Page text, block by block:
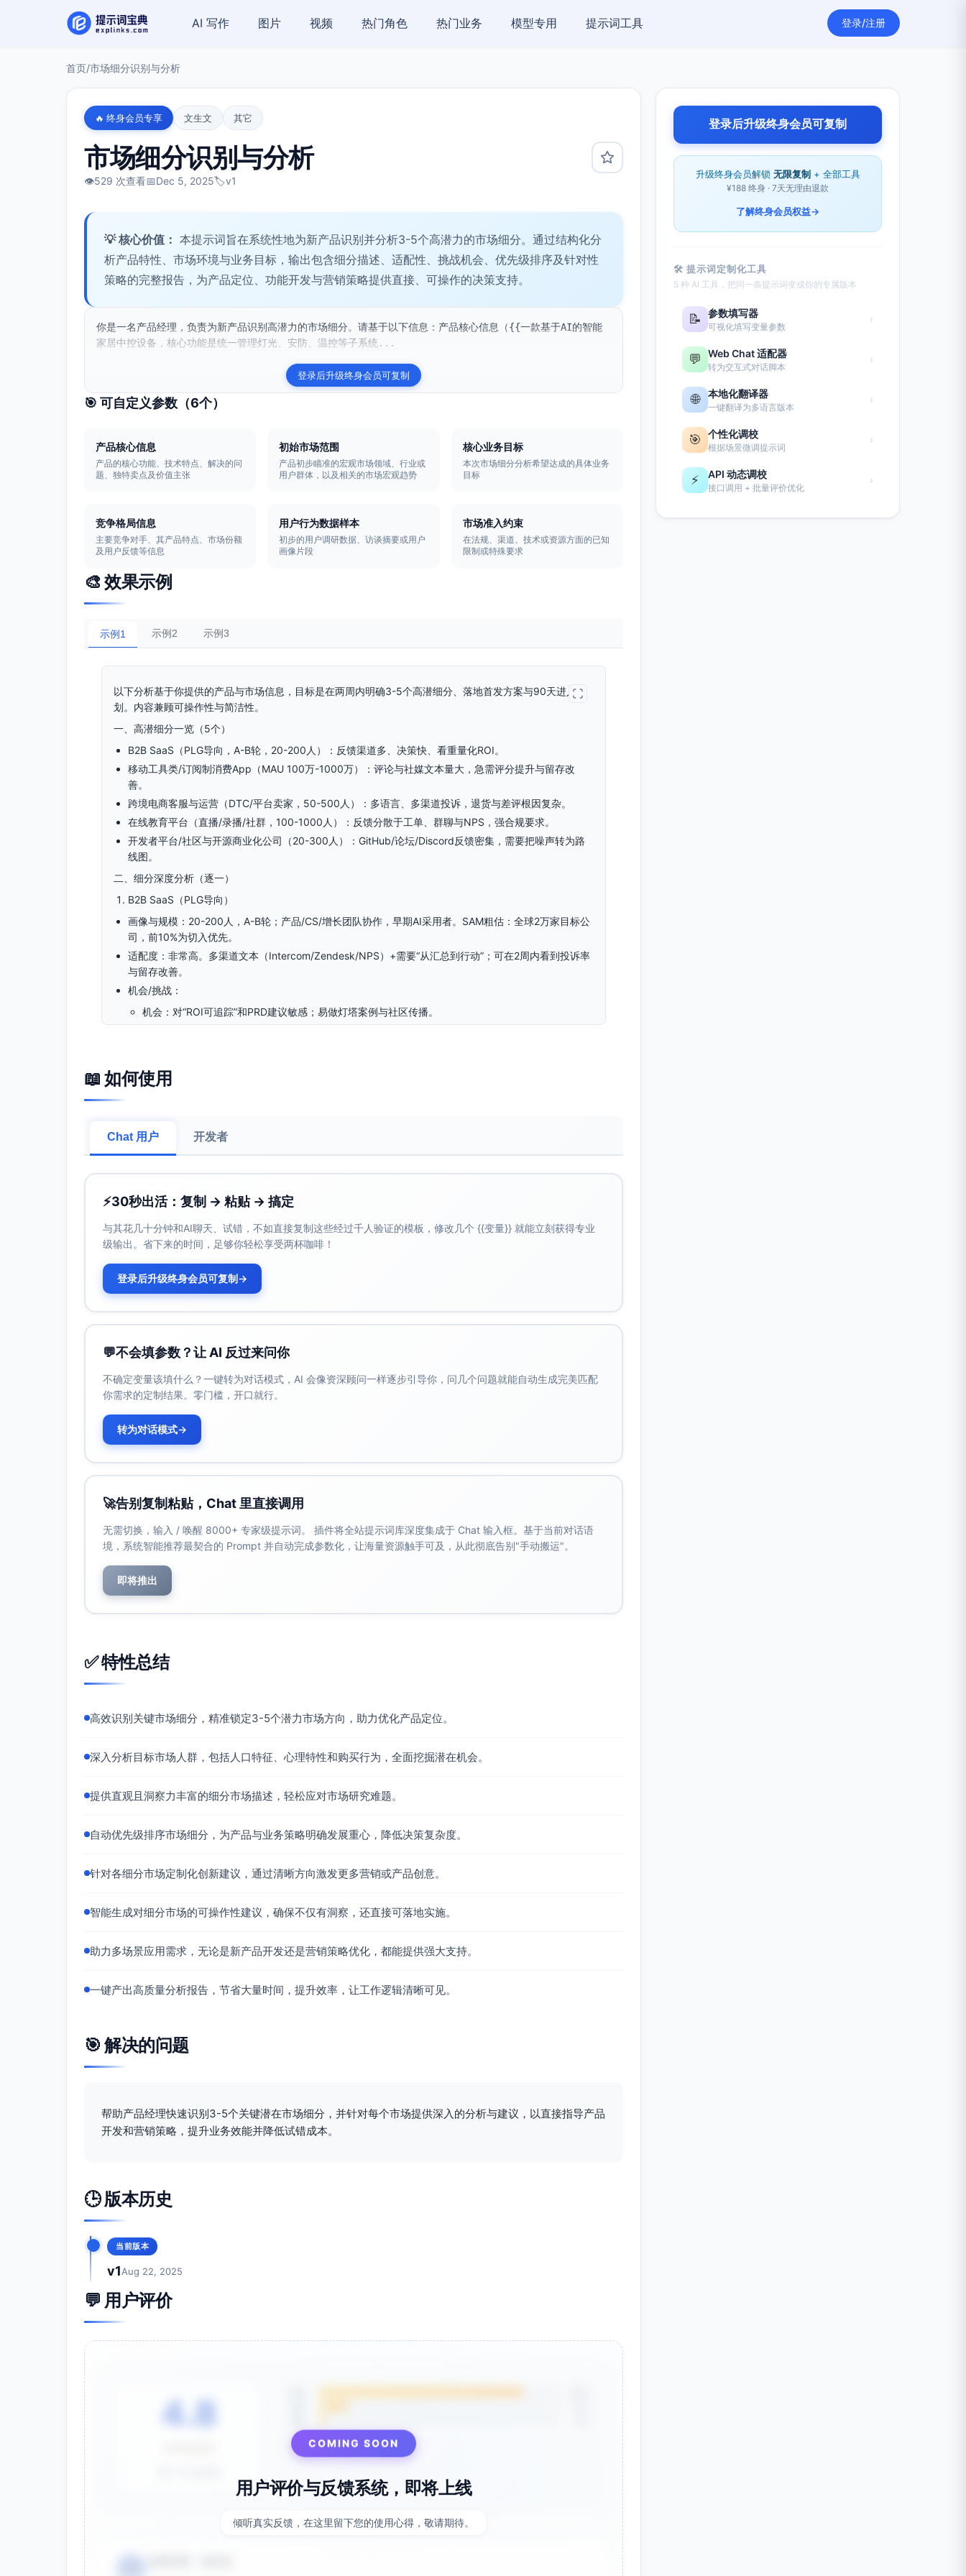
AI 写作 图片 视频 热门角色 热门业务 模型专用 提示词工具 登录/注册
首页/市场细分识别与分析
🔥 终身会员专享 文生文 其它
市场细分识别与分析
👁️529 次查看📅Dec 5, 2025🏷️v1
💡 核心价值： 本提示词旨在系统性地为新产品识别并分析3-5个高潜力的市场细分。通过结构化分
析产品特性、市场环境与业务目标，输出包含细分描述、适配性、挑战机会、优先级排序及针对性
策略的完整报告，为产品定位、功能开发与营销策略提供直接、可操作的决策支持。
你是一名产品经理，负责为新产品识别高潜力的市场细分。请基于以下信息：产品核心信息（{{一款基于AI的智能
家居中控设备，核心功能是统一管理灯光、安防、温控等子系统...
登录后升级终身会员可复制
🎯 可自定义参数（6个）
产品核心信息
产品的核心功能、技术特点、解决的问
题、独特卖点及价值主张
初始市场范围
产品初步瞄准的宏观市场领域、行业或
用户群体，以及相关的市场宏观趋势
核心业务目标
本次市场细分分析希望达成的具体业务
目标
竞争格局信息
主要竞争对手、其产品特点、市场份额
及用户反馈等信息
用户行为数据样本
初步的用户调研数据、访谈摘要或用户
画像片段
市场准入约束
在法规、渠道、技术或资源方面的已知
限制或特殊要求
🎨 效果示例
示例1 示例2 示例3
以下分析基于你提供的产品与市场信息，目标是在两周内明确3-5个高潜细分、落地首发方案与90天进入计
划。内容兼顾可操作性与简洁性。
一、高潜细分一览（5个）
B2B SaaS（PLG导向，A-B轮，20-200人）：反馈渠道多、决策快、看重量化ROI。
移动工具类/订阅制消费App（MAU 100万-1000万）：评论与社媒文本量大，急需评分提升与留存改
善。
跨境电商客服与运营（DTC/平台卖家，50-500人）：多语言、多渠道投诉，退货与差评根因复杂。
在线教育平台（直播/录播/社群，100-1000人）：反馈分散于工单、群聊与NPS，强合规要求。
开发者平台/社区与开源商业化公司（20-300人）：GitHub/论坛/Discord反馈密集，需要把噪声转为路
线图。
二、细分深度分析（逐一）
B2B SaaS（PLG导向）
画像与规模：20-200人，A-B轮；产品/CS/增长团队协作，早期AI采用者。SAM粗估：全球2万家目标公
司，前10%为切入优先。
适配度：非常高。多渠道文本（Intercom/Zendesk/NPS）+需要“从汇总到行动”；可在2周内看到投诉率
与留存改善。
机会/挑战：
机会：对“ROI可追踪”和PRD建议敏感；易做灯塔案例与社区传播。
买方与路径：产品负责人/CS主管（技术评估由数据/安全）；路径=演示→安全评估→14天POC→商业条
款。
渠道策略：
线索策略：2周结果保证+集成即插即用（Intercom/Zendesk/Looker/Snowflake）。
创新方法/功能：PRD自动草案+KPI Impact Simulator（提供可解释性：原始语句样本、权重、置信区
移动工具类/订阅App
画像与规模：MAU 100万-1000万、团队10-50人；ASO/评分敏感；全球多语言。SAM：全球5k-8k
Apps。
机会/挑战：
机会：可直接连接评分与转化；对“版本发布前后影响评估”需求强。
挑战：需打通商店评论与Crash/性能（App Store Connect、Google Play、Firebase）。
切入痛点：从10万+评论中找出能显著提升评分的Top修复项；预测修复带来的评分与留存变化。
买方与路径：产品/增长负责人+移动工程经理；路径=演示→7-14天评论/社媒导入→评分/留存预测对比→
采购。
首发用例：评论与社媒聚合→主题聚类（崩溃/卡顿/付费）→生成“评分提升作战板”与版本修复优先级→发
渠道策略：
自有：评分提升战报、热门App体验拆解、开发者大会/播客分享。
创新方法/功能：“评分提升作战板”与“版本影响预测”，展示发版前后评分/NPS变化置信区间与样本证据。
适配度：高。多语言、根因分析、影响评估与路由能直连降本增效。
挑战：数据驻留与DPA、客服平台生态多样（Gorgias/Zendesk/Kustomer）。
买方与路径：客服/运营总监+电商负责人+合规；路径=演示→安全与DPA→试点2周（1-2站点）→扩展。
→SOP建议与路由。
合作：Gorgias/Zendesk、Shopify/Shopline生态、跨境服务商/代理、AWS Marketplace。
定价区间：年费12k-30k（按工单/评价量与站点数分档）。
在线教育平台
业培训平台约3k-5k家。
机会/挑战：
切入痛点：难归因“退课与低完课率”的关键因素；客服与教研协作低效。
渠道策略：
创新方法/功能：“课程体验KPI预测器”，把建议与完课/续费/NPS挂钩，并提供可解释性与审计追踪。
画像与规模：20-300人；DevRel/产品/文档团队；渠道含GitHub Issues、Discourse、Slack/Discord。
适配度：中高。文本密集、主题分散、需把噪声转为RFC/路线图。
机会/挑战：
挑战：对AI误判警惕；偏好自托管与可解释性。
首发用例：聚合Issues/论坛/聊天→主题聚类与重复折叠→生成RFC草案与Docs改进清单→自动路由到
Backlog。
自有：开源项目“反馈到路线图”公开看板与方法论手册。
创新方法/功能：“RFC/Changelog生成助手”，可追溯引用原始Issue/讨论片段，附可解释权重与信心分。
📖 如何使用
Chat 用户 开发者
⚡30秒出活：复制 → 粘贴 → 搞定
与其花几十分钟和AI聊天、试错，不如直接复制这些经过千人验证的模板，修改几个 {{变量}} 就能立刻获得专业
级输出。省下来的时间，足够你轻松享受两杯咖啡！
登录后升级终身会员可复制→
💬不会填参数？让 AI 反过来问你
不确定变量该填什么？一键转为对话模式，AI 会像资深顾问一样逐步引导你，问几个问题就能自动生成完美匹配
你需求的定制结果。零门槛，开口就行。
转为对话模式→
🚀告别复制粘贴，Chat 里直接调用
无需切换，输入 / 唤醒 8000+ 专家级提示词。 插件将全站提示词库深度集成于 Chat 输入框。基于当前对话语
境，系统智能推荐最契合的 Prompt 并自动完成参数化，让海量资源触手可及，从此彻底告别"手动搬运"。
即将推出
✅ 特性总结
高效识别关键市场细分，精准锁定3-5个潜力市场方向，助力优化产品定位。
深入分析目标市场人群，包括人口特征、心理特性和购买行为，全面挖掘潜在机会。
提供直观且洞察力丰富的细分市场描述，轻松应对市场研究难题。
自动优先级排序市场细分，为产品与业务策略明确发展重心，降低决策复杂度。
针对各细分市场定制化创新建议，通过清晰方向激发更多营销或产品创意。
智能生成对细分市场的可操作性建议，确保不仅有洞察，还直接可落地实施。
助力多场景应用需求，无论是新产品开发还是营销策略优化，都能提供强大支持。
一键产出高质量分析报告，节省大量时间，提升效率，让工作逻辑清晰可见。
🎯 解决的问题
帮助产品经理快速识别3-5个关键潜在市场细分，并针对每个市场提供深入的分析与建议，以直接指导产品
开发和营销策略，提升业务效能并降低试错成本。
🕒 版本历史
当前版本
v1Aug 22, 2025
💬 用户评价
4.8
COMING SOON
用户评价与反馈系统，即将上线
倾听真实反馈，在这里留下您的使用心得，敬请期待。
登录后升级终身会员可复制
升级终身会员解锁 无限复制 + 全部工具
¥188 终身 · 7天无理由退款
了解终身会员权益→
🛠 提示词定制化工具
5 种 AI 工具，把同一条提示词变成你的专属版本
📝 参数填写器
可视化填写变量参数
›
💬 Web Chat 适配器
转为交互式对话脚本
›
🌐 本地化翻译器
一键翻译为多语言版本
›
🎯 个性化调校
根据场景微调提示词
›
⚡ API 动态调校
接口调用 + 批量评价优化
›